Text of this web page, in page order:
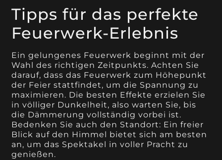
Tipps für das perfekte
Feuerwerk-Erlebnis
Ein gelungenes Feuerwerk beginnt mit der
Wahl des richtigen Zeitpunkts. Achten Sie
darauf, dass das Feuerwerk zum Höhepunkt
der Feier stattfindet, um die Spannung zu
maximieren. Die besten Effekte erzielen Sie
in völliger Dunkelheit, also warten Sie, bis
die Dämmerung vollständig vorbei ist.
Bedenken Sie auch den Standort: Ein freier
Blick auf den Himmel bietet sich am besten
an, um das Spektakel in voller Pracht zu
genießen.